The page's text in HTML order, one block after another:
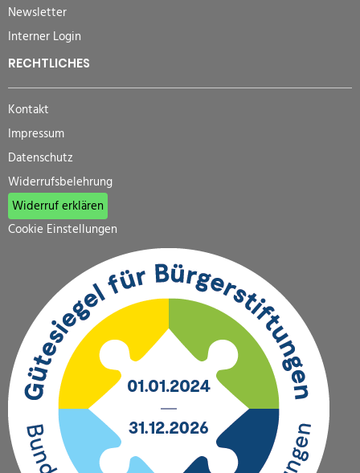
Newsletter
Interner Login
RECHTLICHES
Kontakt
Impressum
Datenschutz
Widerrufsbelehrung
Widerruf erklären
Cookie Einstellungen